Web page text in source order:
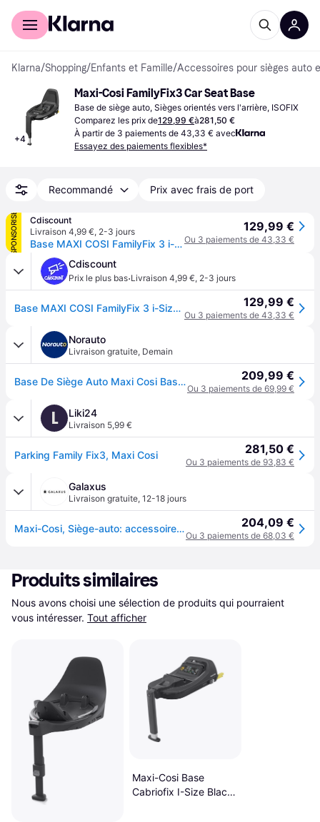
Acheter avec Klarna
Klarna/Shopping/Enfants et Famille/Accessoires pour sièges auto
+4
Maxi-Cosi FamilyFix3 Car Seat Base
Base de siège auto, Sièges orientés vers l'arrière, ISOFIX
Comparez les prix de129,99 €à281,50 €
À partir de 3 paiements de 43,33 € avec
Essayez des paiements flexibles*
Recommandé Prix avec frais de port
SPONSORISÉ
Cdiscount
Livraison 4,99 €, 2-3 jours
Base MAXI COSI FamilyFix 3 i-Size Isofix pour trio ZELIA S Nacelle Jade Cosi Tinca Rock Pebble Plus et Groupe 1 Pearl smart - Noir
129,99 €
Ou 3 paiements de 43,33 €
Cdiscount
Prix le plus bas·Livraison 4,99 €, 2-3 jours
Base MAXI COSI FamilyFix 3 i-Size Isofix pour trio ZELIA S Nacelle Jade Cosi Tinca Rock Pebble Plus et Groupe 1 Pearl smart - Noir 129,99 €
Ou 3 paiements de 43,33 €
Norauto
Livraison gratuite, Demain
Base De Siège Auto Maxi Cosi Base Family Fix 3 Isofix R129 I-size 40-150 Cm 209,99 €
Ou 3 paiements de 69,99 €
L Liki24
Livraison 5,99 €
Parking Family Fix3, Maxi Cosi 281,50 €
Ou 3 paiements de 93,83 €
Galaxus
Livraison gratuite, 12-18 jours
Maxi-Cosi, Siège-auto: accessoires, FamilyFix3 204,09 €
Ou 3 paiements de 68,03 €
Produits similaires
Nous avons choisi une sélection de produits qui pourraient
vous intéresser. Tout afficher
Maxi-Cosi Base
Cabriofix I-Size Black